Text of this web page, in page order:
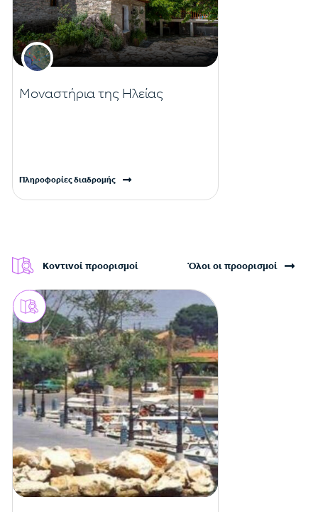
Μοναστήρια της Ηλείας
Πληροφορίες διαδρομής
Κοντινοί προορισμοί Όλοι οι προορισμοί